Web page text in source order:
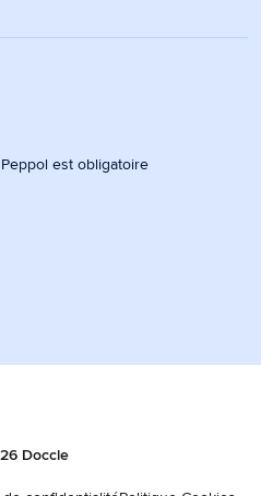
est obligatoire
Doccle